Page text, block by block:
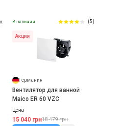
В наличии (5)
Акция
Германия
Вентилятор для ванной
Maico ER 60 VZC
Цена
15 040 грн18 479 грн